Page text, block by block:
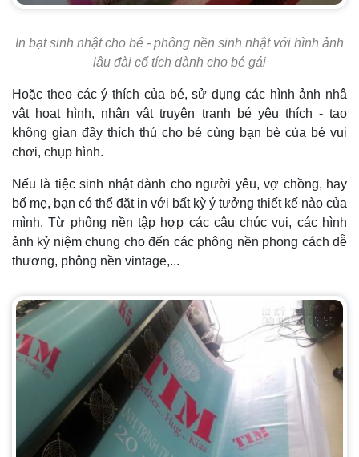
In bạt sinh nhật cho bé - phông nền sinh nhật với hình ảnh
lâu đài cổ tích dành cho bé gái
Hoặc theo các ý thích của bé, sử dụng các hình ảnh nhâ
vật hoạt hình, nhân vật truyện tranh bé yêu thích - tạo
không gian đầy thích thú cho bé cùng bạn bè của bé vui
chơi, chụp hình.
Nếu là tiệc sinh nhật dành cho người yêu, vợ chồng, hay
bố mẹ, bạn có thể đặt in với bất kỳ ý tưởng thiết kế nào của
mình. Từ phông nền tập hợp các câu chúc vui, các hình
ảnh kỷ niệm chung cho đến các phông nền phong cách dễ
thương, phông nền vintage,...